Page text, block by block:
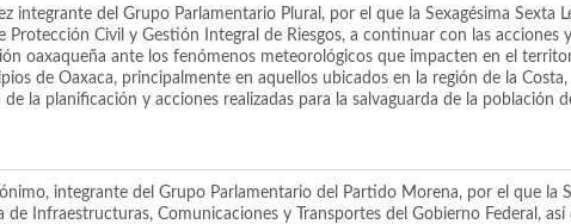
del Grupo Parlamentario Plural, por el que la Sexagésima Sexta
Civil y Gestión Integral de Riesgos, a continuar con las acciones
oaxaqueña ante los fenómenos meteorológicos que impacten en el
de Oaxaca, principalmente en aquellos ubicados en la región de la
la planificación y acciones realizadas para la salvaguarda de la población
integrante del Grupo Parlamentario del Partido Morena, por el que la
Infraestructuras, Comunicaciones y Transportes del Gobierno Federal,